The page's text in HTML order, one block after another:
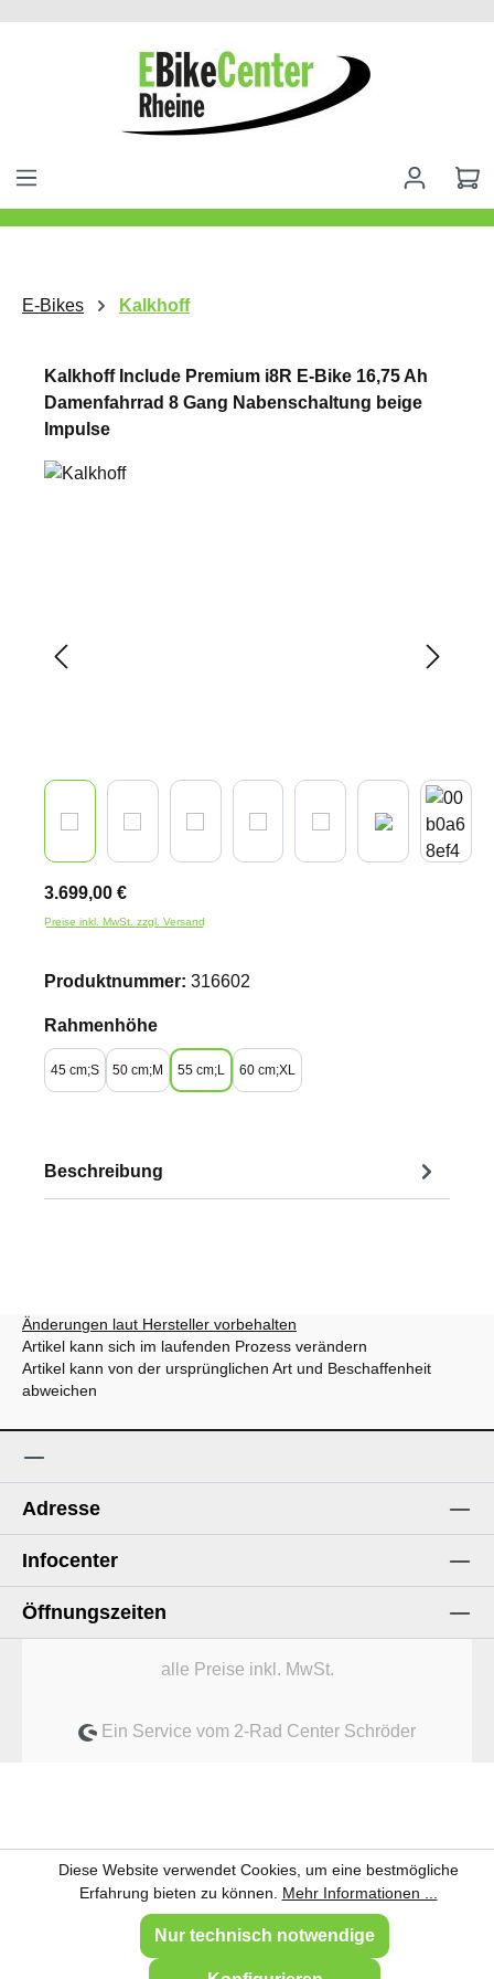
springen
E-Bikes Kalkhoff
Kalkhoff Include Premium i8R E-Bike 16,75 Ah
Damenfahrrad 8 Gang Nabenschaltung beige
Impulse
3.699,00 €
Preise inkl. MwSt. zzgl. Versand
Produktnummer: 316602
Rahmenhöheauswählen
45 cm;S 50 cm;M 55 cm;L 60 cm;XL
Beschreibung
Änderungen laut Hersteller vorbehalten
Artikel kann sich im laufenden Prozess verändern
Artikel kann von der ursprünglichen Art und Beschaffenheit
abweichen
Adresse
Infocenter
Öffnungszeiten
alle Preise inkl. MwSt.
Ein Service vom 2-Rad Center Schröder
Diese Website verwendet Cookies, um eine bestmögliche
Erfahrung bieten zu können. Mehr Informationen ...
Nur technisch notwendige